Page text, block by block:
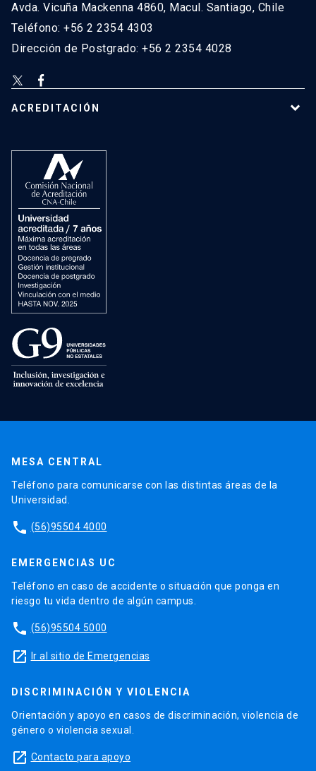
Avda. Vicuña Mackenna 4860, Macul. Santiago, Chile
Teléfono: +56 2 2354 4303
Dirección de Postgrado: +56 2 2354 4028
ACREDITACIÓN
MESA CENTRAL
Teléfono para comunicarse con las distintas áreas de la
Universidad.
phone (56)95504 4000
EMERGENCIAS UC
Teléfono en caso de accidente o situación que ponga en
riesgo tu vida dentro de algún campus.
phone (56)95504 5000
launch Ir al sitio de Emergencias
DISCRIMINACIÓN Y VIOLENCIA
Orientación y apoyo en casos de discriminación, violencia de
género o violencia sexual.
launch Contacto para apoyo